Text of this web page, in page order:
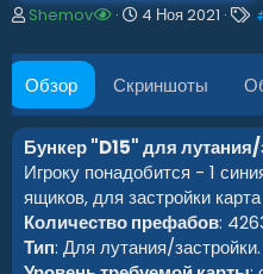
А
т
о
р
Shemov
Д
т
а
с
о
з
д
а
н
и
я
4 Ноя 2021
Т
г
и
Обзор Скриншоты
Бункер "D15" для лутания/
Игроку понадобится - 1
ящиков, для застройки
Количество префабов:
Тип: Для лутания/застройки.